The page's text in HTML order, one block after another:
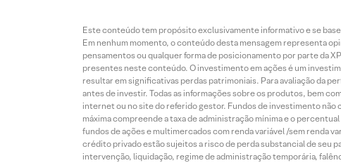
Este conteúdo tem propósito exclusivamente informativo e se
Em nenhum momento, o conteúdo desta mensagem representa
pensamentos ou qualquer forma de posicionamento por parte da
presentes neste conteúdo. O investimento em ações é um
resultar em significativas perdas patrimoniais. Para avaliação da
antes de investir. Todas as informações sobre os produtos, bem
internet ou no site do referido gestor. Fundos de investimento não
máxima compreende a taxa de administração mínima e o
fundos de ações e multimercados com renda variável /sem renda
crédito privado estão sujeitos a risco de perda substancial de seu
intervenção, liquidação, regime de administração temporária,